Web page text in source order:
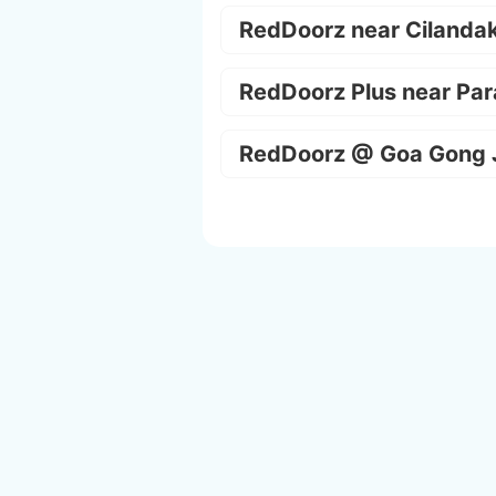
RedDoorz near
RedDoorz Plus near
RedDoorz @ Goa